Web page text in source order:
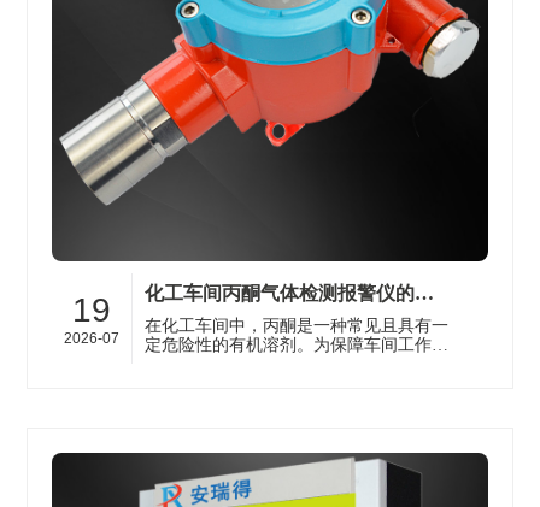
19
2026-07
化工车间丙酮气体检测报警仪的工作原理及选型要点
在化工车间中，丙酮是一种常见且具有一
定危险性的有机溶剂。为保障车间工作人